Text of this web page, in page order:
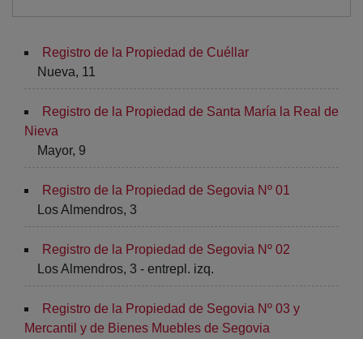
Registro de la Propiedad de Cuéllar
Nueva, 11
Registro de la Propiedad de Santa María la Real de
Nieva
Mayor, 9
Registro de la Propiedad de Segovia Nº 01
Los Almendros, 3
Registro de la Propiedad de Segovia Nº 02
Los Almendros, 3 - entrepl. izq.
Registro de la Propiedad de Segovia Nº 03 y
Mercantil y de Bienes Muebles de Segovia